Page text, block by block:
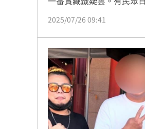
三立iNEWS新聞台
商場戰國來臨 台
「拍片人的多重宇
8國球員齊聚高雄
警，店家向警方稱只是忘
踢爆的詐騙店家是同一位
2025/07/26 09:41